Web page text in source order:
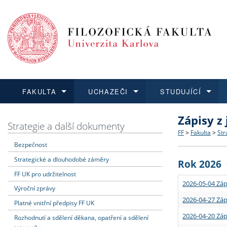
FAKULTA
Dozvědět se více
Struktura
Strategie
Podpora
UCHAZEČI
Podat přihlášku
Co
Učitelské
STUDUJÍCÍ
Dozvědět se více
Rigorózní
Dozvědět se více
O vědě a
Granty a
Dozvědět se více
Aktuální
Strategie a další dokumenty
Bezpečnost
Strategické a dlouhodobé záměry
FF UK pro udržitelnost
Výroční zprávy
Platné vnitřní předpisy FF UK
Rozhodnutí a sdělení děkana, opatření a sdělení
Zápisy
FF > Fakulta >
Rok 2026
2026-05-04
2026-04-27
2026-04-20